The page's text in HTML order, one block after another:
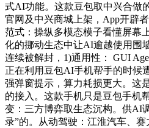
式AI功能。这款豆包取中兴合做
官网及中兴商城上架，App开辟
范式：操纵多模态模子看懂屏幕
化的挪动生态中让AI逾越使用围
连续被解封，1)通用性： GUI
正在利用豆包AI手机帮手的时候
强弹窗提示，算力耗损更大。这
的接入。这款手机只是豆包手机
变：三方博弈取生态沉构。供AI
录”的。从动驾驶：江淮汽车、